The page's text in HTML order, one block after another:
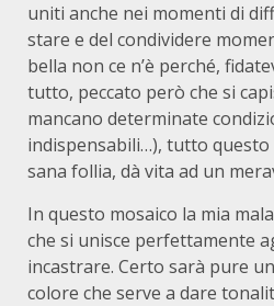
uniti anche nei momenti di
stare e del condividere
bella non ce n’è perché,
tutto, peccato però che si
mancano determinate
indispensabili…), tutto
sana follia, dà vita ad un
In questo mosaico la mia
che si unisce perfettamente
incastrare. Certo sarà pure
colore che serve a dare